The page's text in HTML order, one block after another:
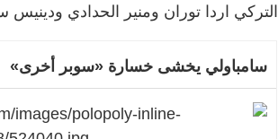
التركي اردا توران ومنير الحدادي ودينيس
سامباولي يخشى خسارة «سوبر أخرى»